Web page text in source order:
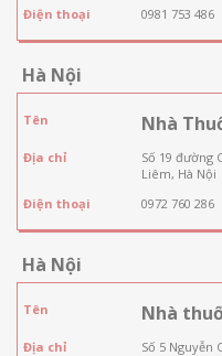
Điện thoại
0981 753 486
Hà Nội
Tên Nhà
Địa chỉ
Số 19 đường
Liêm, Hà Nội
Điện thoại
0972 760 286
Hà Nội
Tên Nhà
Địa chỉ
Số 5 Nguyễn